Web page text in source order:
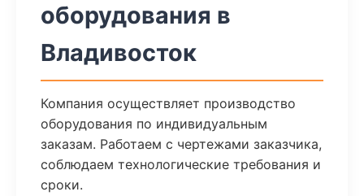
оборудования в
Владивосток
Компания осуществляет производство
оборудования по индивидуальным
заказам. Работаем с чертежами заказчика,
соблюдаем технологические требования и
сроки.